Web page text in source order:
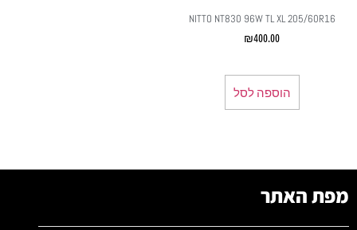
NITTO NT830 96W TL XL 205/60R16
₪400.00
הוספה לסל
מפת האתר